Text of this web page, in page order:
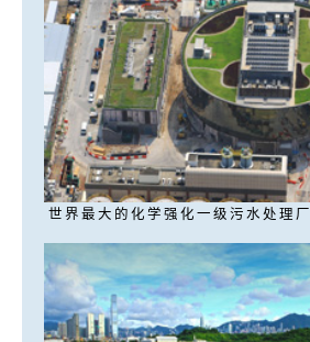
世界最大的化学强化一级污水处理厂